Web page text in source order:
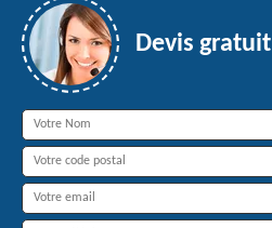
Devis gratuit